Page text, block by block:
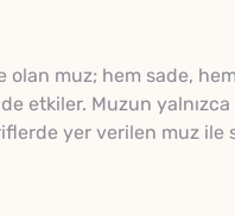
muz; hem sade,
etkiler. Muzun
yer verilen muz